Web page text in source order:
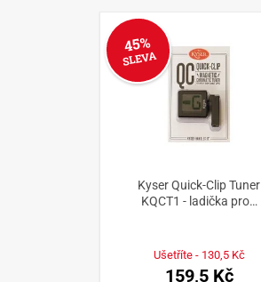
45%
SLEVA
Kyser Quick-Clip Tuner
KQCT1 - ladička pro…
Ušetříte - 130,5 Kč
159,5 Kč